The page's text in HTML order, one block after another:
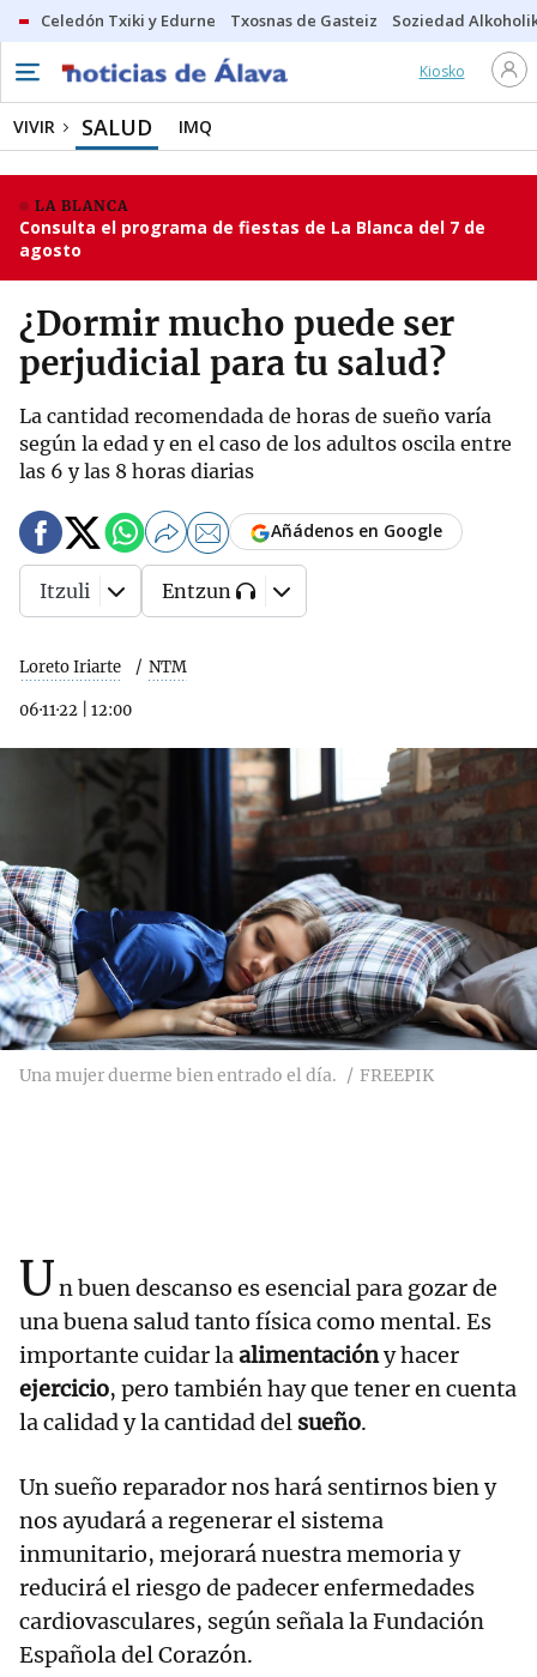
Celedón Txiki y Edurne Txosnas de Gasteiz Soziedad
Kiosko
VIVIR SALUD IMQ
LA BLANCA
Consulta el programa de fiestas de La Blanca del 7 de
agosto
¿Dormir mucho puede ser
perjudicial para tu salud?
La cantidad recomendada de horas de sueño varía
según la edad y en el caso de los adultos oscila entre
las 6 y las 8 horas diarias
Loreto Iriarte NTM
06·11·22 12:00
Añádenos en Google
Itzuli Entzun
Una mujer duerme bien entrado el día. FREEPIK
Un buen descanso es esencial para gozar de
una buena salud tanto física como mental. Es
importante cuidar laalimentacióny hacer
ejercicio, pero también hay que tener en cuenta
la calidad y la cantidad del sueño.
Un sueño reparador nos hará sentirnos bien y
nos ayudará a regenerar el sistema
inmunitario, mejorará nuestra memoria y
reducirá el riesgo de padecer enfermedades
cardiovasculares, según señala la Fundación
Española del Corazón.